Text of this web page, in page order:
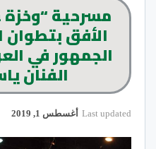
الأفق بتطوان
الجمهور في
الفنان
Last updated أغسطس 1, 2019